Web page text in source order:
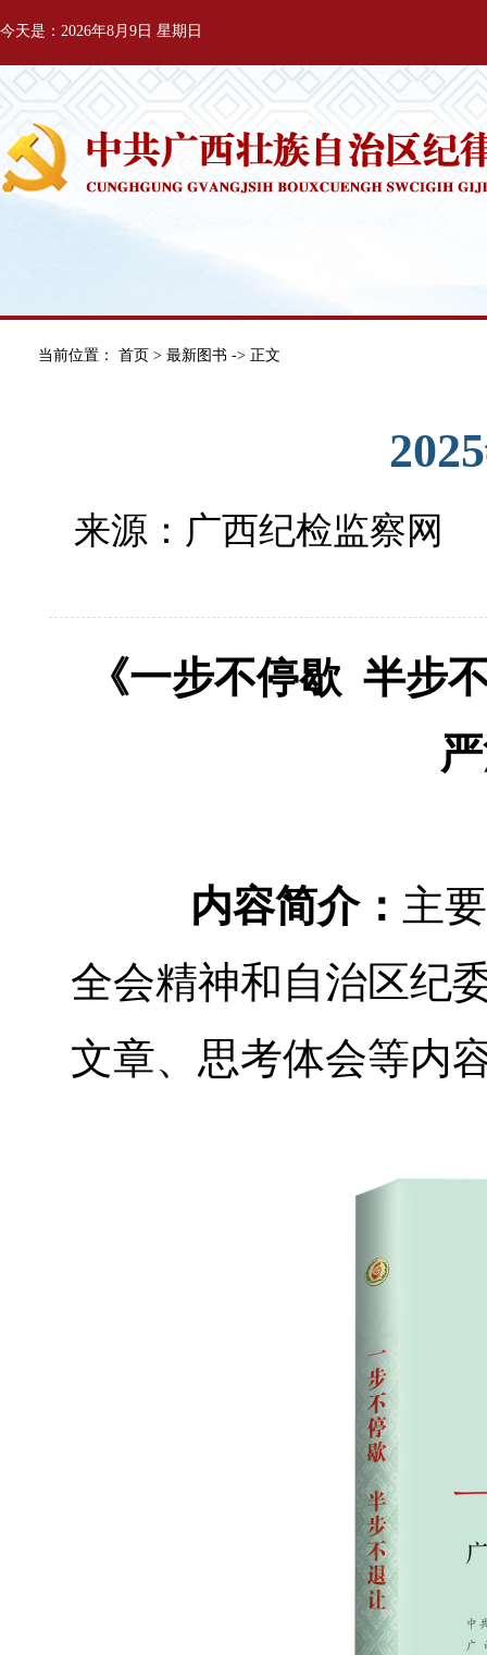
今天是：2026年8月9日 星期日
当前位置： 首页 > 最新图书 -> 正文
来源：广西纪检监察网
《一步不停歇 半步
内容简介： 主
全会精神和自治区纪
文章、思考体会等内